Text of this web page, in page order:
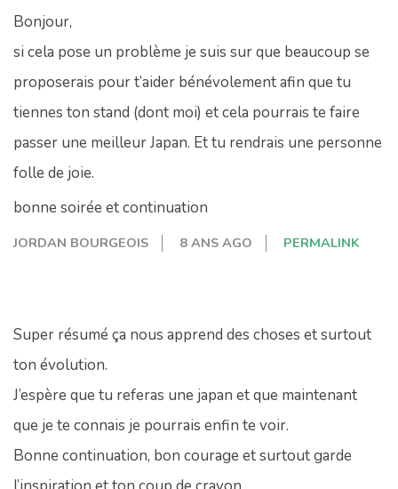
Bonjour,
si cela pose un problème je suis sur que beaucoup se
proposerais pour t’aider bénévolement afin que tu
tiennes ton stand (dont moi) et cela pourrais te faire
passer une meilleur Japan. Et tu rendrais une personne
folle de joie.
bonne soirée et continuation
JORDAN BOURGEOIS 8 ANS AGO PERMALINK
Super résumé ça nous apprend des choses et surtout
ton évolution.
J’espère que tu referas une japan et que maintenant
que je te connais je pourrais enfin te voir.
Bonne continuation, bon courage et surtout garde